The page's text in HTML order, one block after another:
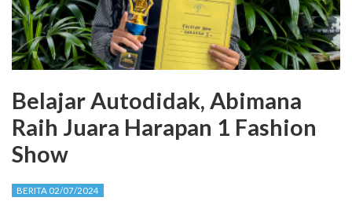
Belajar Autodidak, Abimana
Raih Juara Harapan 1 Fashion
Show
BERITA 02/07/2024